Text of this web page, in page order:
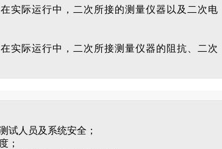
实际运行中，二次所接的测量仪器以及二次电
实际运行中，二次所接测量仪器的阻抗、二次
试人员及系统安全；
；